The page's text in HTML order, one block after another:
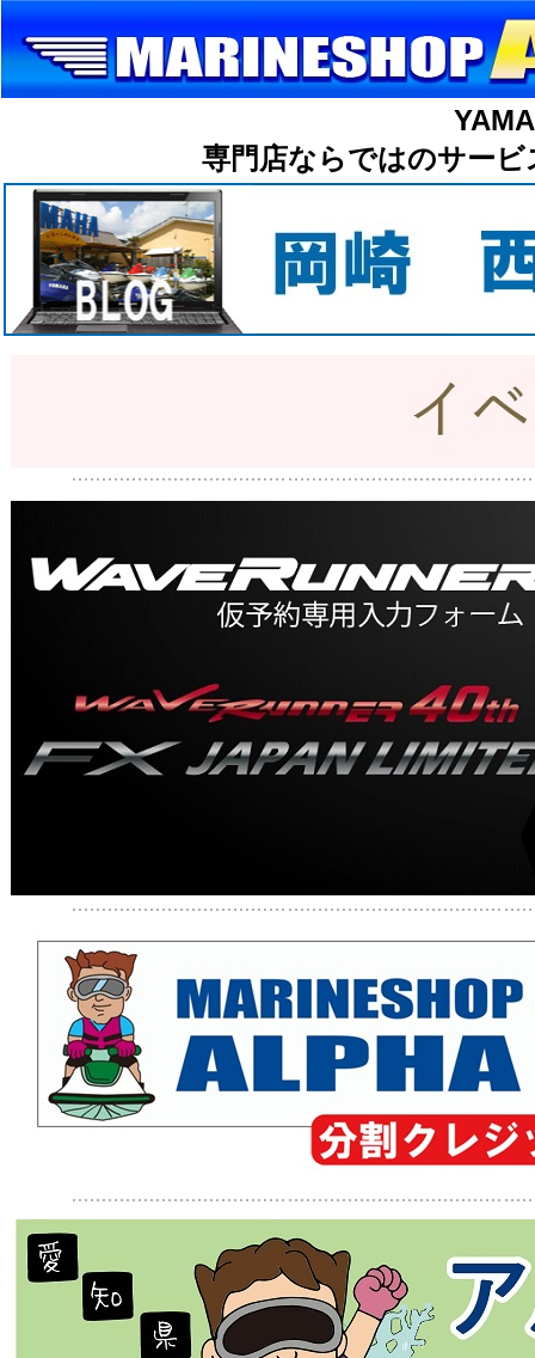
専門店ならではのサー